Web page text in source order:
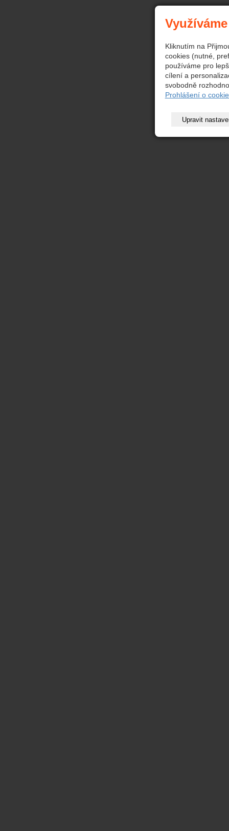
Kliknutím na
cookies (nutné,
používáme pro
cílení a
svobodně
Prohlášení o
Upravit